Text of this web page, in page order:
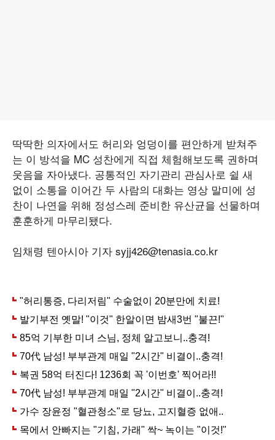
딱딱한 의자에서도 허리와 엉덩이를 편안하게 받쳐주
는 이 방석을 MC 성찬에게 직접 체험해보도록 권하며
웃음을 자아냈다. 공통적인 자기관리 관심사로 쉴 새
없이 소통을 이어간 두 사람의 대화는 영상 말미에 성
찬이 나연을 위해 정성스레 준비한 유산균을 선물하며
훈훈하게 마무리됐다.
임채령 텐아시아 기자 syjj426@tenasia.co.kr